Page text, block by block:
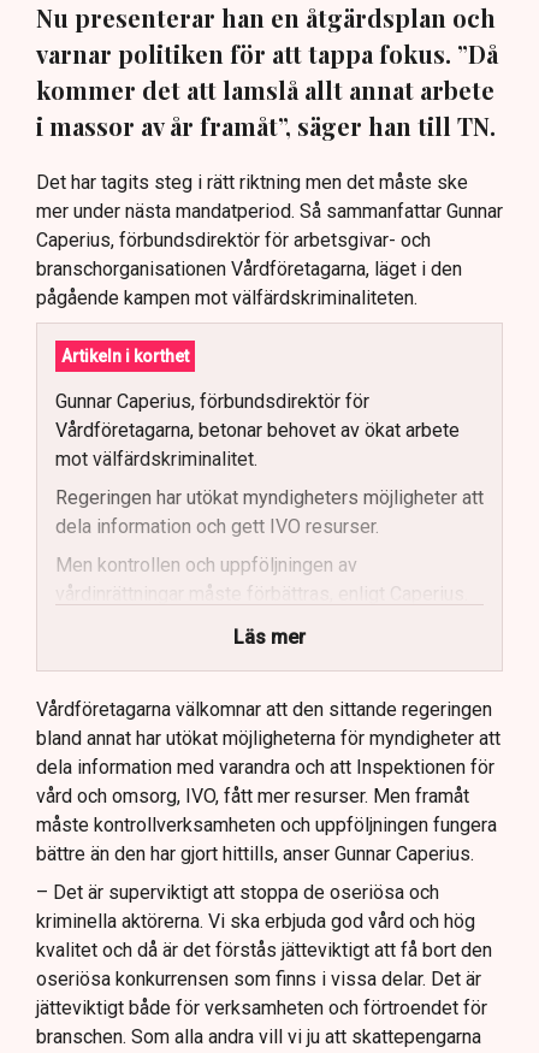
Nu presenterar han en åtgärdsplan och
varnar politiken för att tappa fokus. ”Då
kommer det att lamslå allt annat arbete
i massor av år framåt”, säger han till TN.
Det har tagits steg i rätt riktning men det måste ske
mer under nästa mandatperiod. Så sammanfattar Gunnar
Caperius, förbundsdirektör för arbetsgivar- och
branschorganisationen Vårdföretagarna, läget i den
pågående kampen mot välfärdskriminaliteten.
Artikeln i korthet
Gunnar Caperius, förbundsdirektör för
Vårdföretagarna, betonar behovet av ökat arbete
mot välfärdskriminalitet.
Regeringen har utökat myndigheters möjligheter att
dela information och gett IVO resurser.
Men kontrollen och uppföljningen av
vårdinrättningar måste förbättras, enligt Caperius.
Vårdföretagarna vill se skärpta
Stockholms stad ses som ett gott exempel när det
kommer till effektiv kontroll av vårdinrättningar.
Framtida lagstiftning bör möjliggöra kontinuerlig
kontroll av anställda inom vården, anser
Vårdföretagarna.
Läs mer
Vårdföretagarna välkomnar att den sittande regeringen
bland annat har utökat möjligheterna för myndigheter att
dela information med varandra och att Inspektionen för
vård och omsorg, IVO, fått mer resurser. Men framåt
måste kontrollverksamheten och uppföljningen fungera
bättre än den har gjort hittills, anser Gunnar Caperius.
– Det är superviktigt att stoppa de oseriösa och
kriminella aktörerna. Vi ska erbjuda god vård och hög
kvalitet och då är det förstås jätteviktigt att få bort den
oseriösa konkurrensen som finns i vissa delar. Det är
jätteviktigt både för verksamheten och förtroendet för
branschen. Som alla andra vill vi ju att skattepengarna